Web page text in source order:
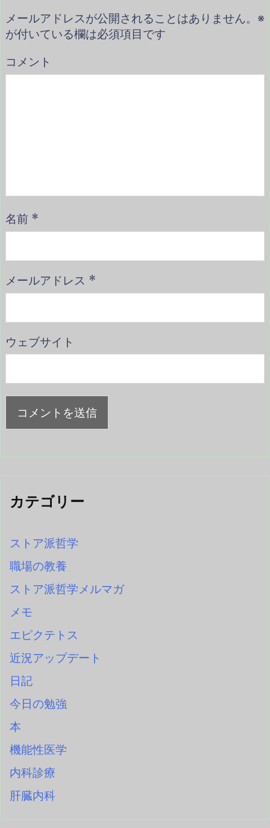
メールアドレスが公開されることはありません。 ※
が付いている欄は必須項目です
コメント
名前 *
メールアドレス *
ウェブサイト
カテゴリー
ストア派哲学
職場の教養
ストア派哲学メルマガ
メモ
エピクテトス
近況アップデート
日記
今日の勉強
本
機能性医学
内科診療
肝臓内科